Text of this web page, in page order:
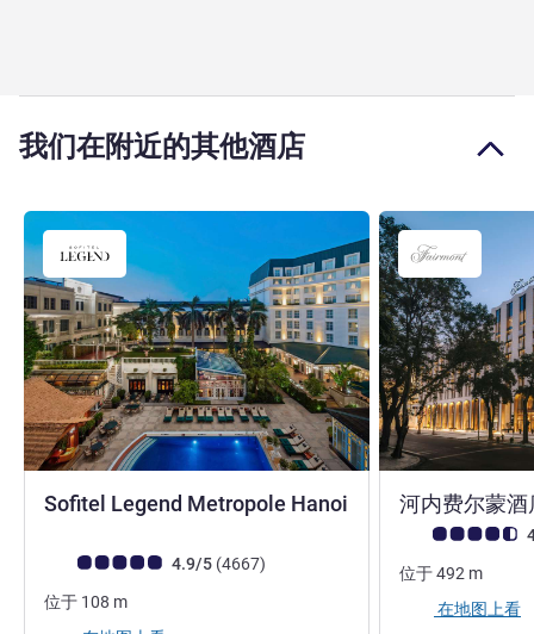
我们在附近的其他酒店
Sofitel Legend Metropole Hanoi
客户意见评级 (ALL 评级)
4.9/5 (4667评论
)
位于 108 m
河内费尔蒙
客户意见评级
位于492 m
在地图上看